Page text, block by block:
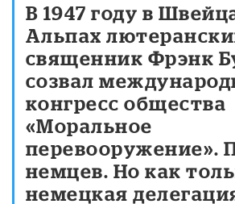
В 1947 году в
Альпах
священник Фрэнк
созвал
конгресс общества
«Моральное
перевооружение».
немцев. Но как
немецкая